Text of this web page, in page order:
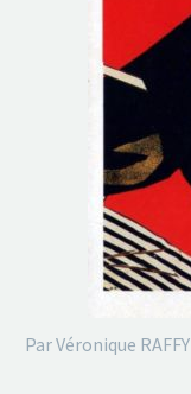
Par Véronique RAFFY